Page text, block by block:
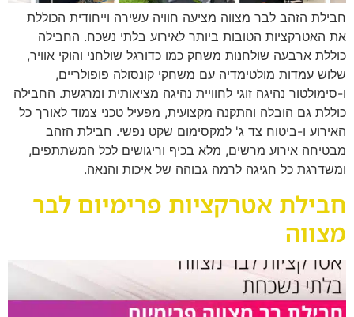
חבילת הזהב לבר מצווה מציעה חוויה עשירה וייחודית הכוללת
את האטרקציות הטובות ביותר לאירוע בלתי נשכח. החבילה
כוללת ארבעה שולחנות משחק כמו כדורגל שולחני והוקי אוויר,
שלוש עמדות מולטימדיה עם משחקי קונסולה פופולריים,
ו-סימולטור נהיגה זוגי לחוויית נהיגה מציאותית ומרגשת. החבילה
כוללת גם הובלה והתקנה מקצועית, מפעיל טכני צמוד לאורך כל
האירוע ו-ביטוח צד ג' למקסימום שקט נפשי. חבילת הזהב
מבטיחה אירוע מרשים, מלא בכיף וריגושים לכל המשתתפים,
ומשדרגת כל חגיגה לרמה גבוהה של איכות והנאה.
חבילת אטרקציות פרימיום לבר
מצווה